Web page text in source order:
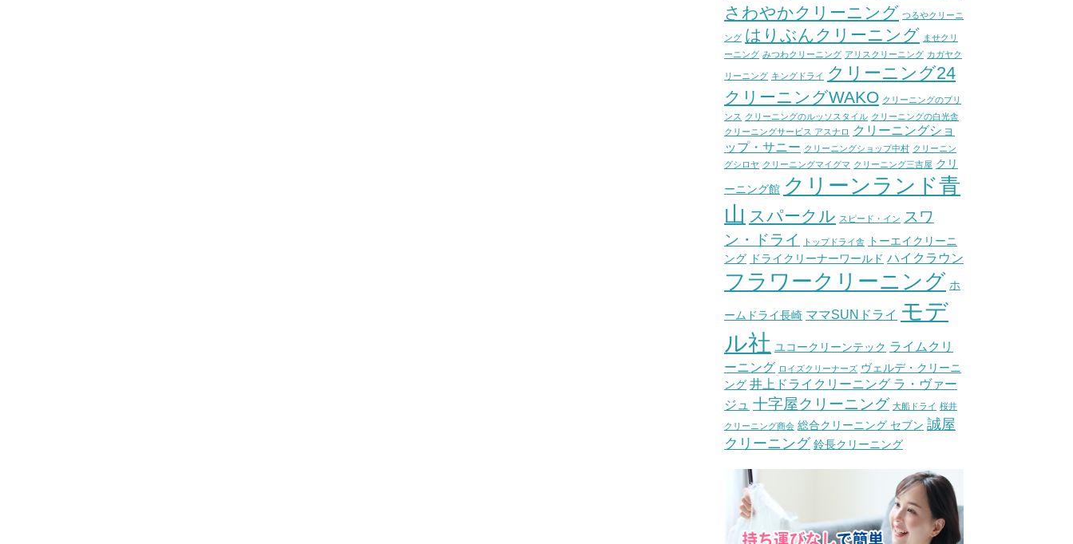
さわやかクリーニング つるやクリーニ
ング はりぶんクリーニング ませクリ
ーニング みつわクリーニング アリスクリーニング カガヤク
リーニング キングドライ クリーニング24
クリーニングWAKO クリーニングのプリ
ンス クリーニングのルッソスタイル クリーニングの白光舎
クリーニングサービス アスナロ
クリーニングショ
ップ・サニー クリーニングショップ中村 クリーニン
グシロヤ クリーニングマイグマ クリーニング三吉屋 クリ
ーニング館 クリーンランド青
山 スパークル スピード・イン スワ
ン・ドライ
トップドライ舎
トーエイクリーニ
ング ドライクリーナーワールド ハイクラウン
フラワークリーニング ホ
ームドライ長崎 ママSUNドライ モデ
ル社 ユコークリーンテック ライムクリ
ーニング ロイズクリーナーズ ヴェルデ・クリーニ
ング 井上ドライクリーニング ラ・ヴァー
ジュ 十字屋クリーニング 大船ドライ 桜井
クリーニング商会 総合クリーニング セブン 誠屋
クリーニング 鈴長クリーニング